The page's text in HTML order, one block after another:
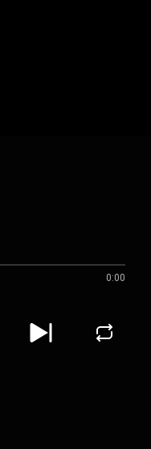
0:00